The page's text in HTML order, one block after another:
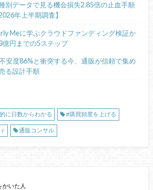
別データで見る機会損失2.85倍の止血手順
2026年上半期調査】
Meに学ぶクラウドファンディング検証か
億円までの5ステップ
安度86%と衝突する今、通販が信頼で集め
る設計手順
に日数からわかる
#購買頻度を上げる
通販コンサル
かいた人